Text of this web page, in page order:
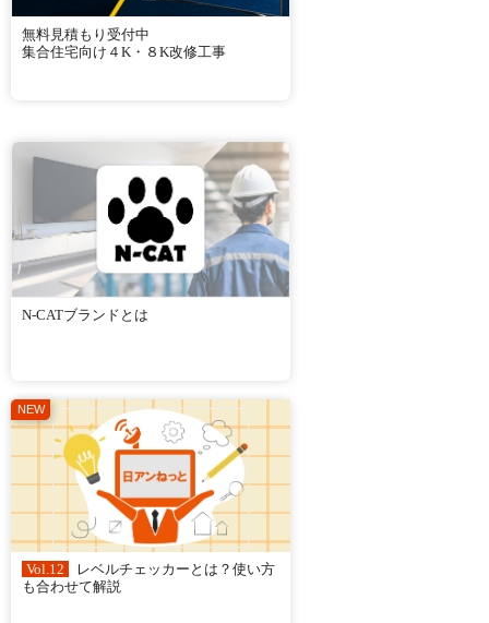
無料見積もり受付中
集合住宅向け４K・８K改修工事
N-CATブランドとは
Vol.12
レベルチェッカーとは？使い方
も合わせて解説